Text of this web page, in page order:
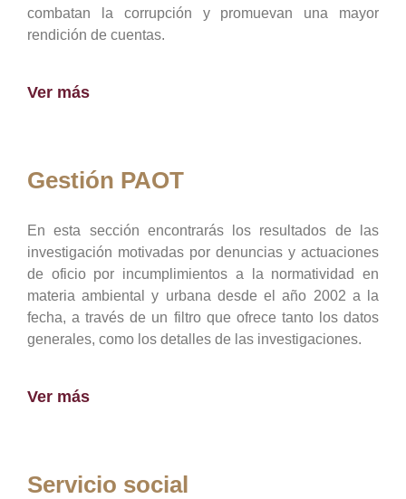
combatan la corrupción y promuevan una mayor
rendición de cuentas.
Ver más
Gestión PAOT
En esta sección encontrarás los resultados de las
investigación motivadas por denuncias y actuaciones
de oficio por incumplimientos a la normatividad en
materia ambiental y urbana desde el año 2002 a la
fecha, a través de un filtro que ofrece tanto los datos
generales, como los detalles de las investigaciones.
Ver más
Servicio social